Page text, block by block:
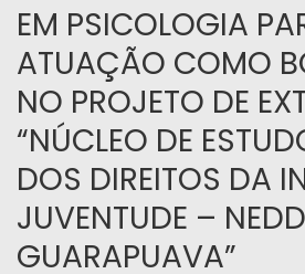
EM PSICOLOGIA
ATUAÇÃO COMO
NO PROJETO DE
“NÚCLEO DE
DOS DIREITOS DA
JUVENTUDE –
GUARAPUAVA”